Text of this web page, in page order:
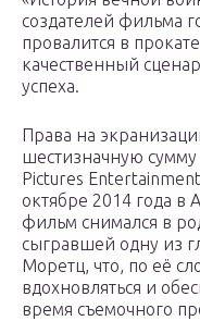
создателей фильма
провалится в
качественный
успеха.
Права на
шестизначную
Pictures
октябре 2014 года в
фильм снимался в
сыгравшей одну из
Моретц, что, по её
вдохновляться и
время съемочного